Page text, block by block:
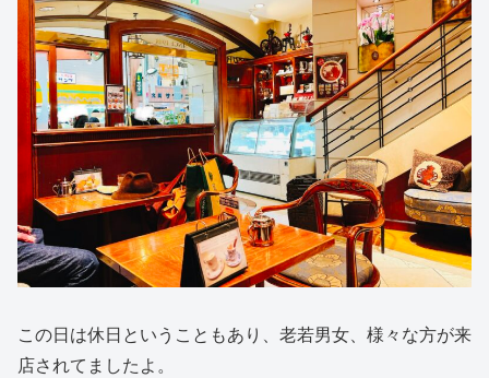
この日は休日ということもあり、老若男女、様々な方が来
店されてましたよ。